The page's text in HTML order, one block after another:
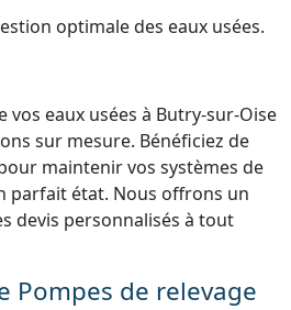
optimale des eaux usées.
vos eaux usées à Butry-sur-Oise
sur mesure. Bénéficiez de
maintenir vos systèmes de
parfait état. Nous offrons un
devis personnalisés à tout
Pompes de relevage